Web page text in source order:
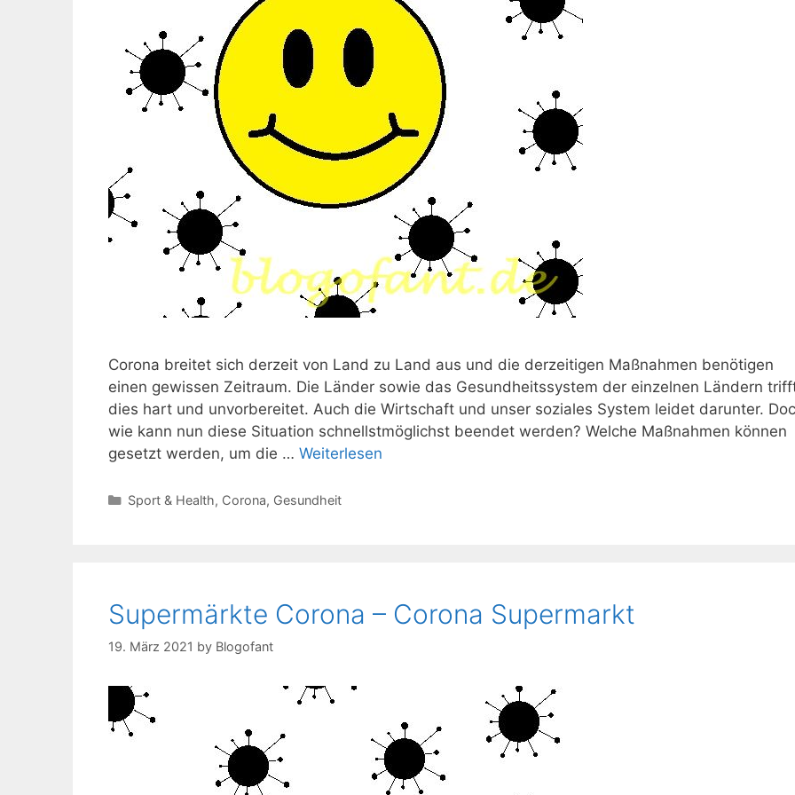
Corona breitet sich derzeit von Land zu Land aus und die derzeitigen Maßnahmen benötigen
einen gewissen Zeitraum. Die Länder sowie das Gesundheitssystem der einzelnen Ländern
dies hart und unvorbereitet. Auch die Wirtschaft und unser soziales System leidet darunter.
wie kann nun diese Situation schnellstmöglichst beendet werden? Welche Maßnahmen können
gesetzt werden, um die … Weiterlesen
Kategorien
Sport & Health, Corona, Gesundheit
Supermärkte Corona – Corona Supermarkt
19. März 2021 by Blogofant